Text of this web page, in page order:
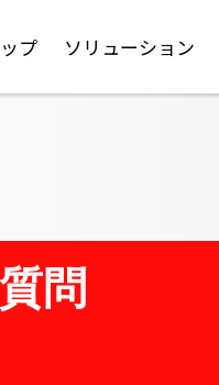
プ ソリューション
問